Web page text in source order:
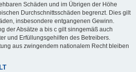
Schäden und im Übrigen der Höhe
Durchschnittsschäden begrenzt. Dies gilt
insbesondere entgangenen Gewinn.
der Absätze a bis c gilt sinngemäß auch
und Erfüllungsgehilfen des Betreibers.
aus zwingendem nationalem Recht bleiben